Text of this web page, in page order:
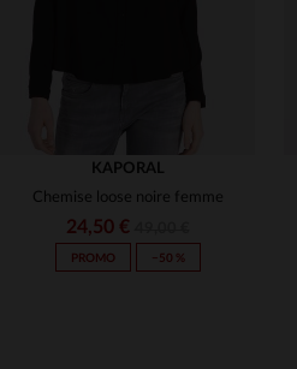
KAPORAL
Chemise loose noire femme
24,50 €
PROMO −50 %